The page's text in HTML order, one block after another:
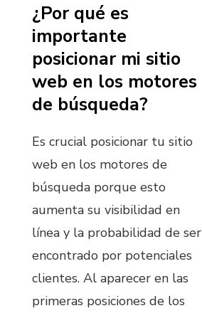
¿Por qué es
importante
posicionar mi sitio
web en los motores
de búsqueda?
Es crucial posicionar tu sitio
web en los motores de
búsqueda porque esto
aumenta su visibilidad en
línea y la probabilidad de ser
encontrado por potenciales
clientes. Al aparecer en las
primeras posiciones de los